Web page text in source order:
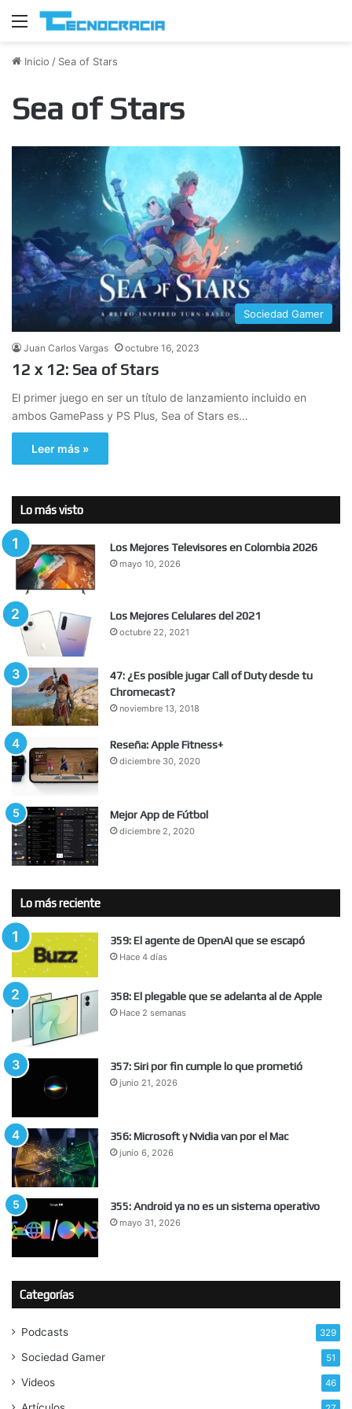
Menú
Inicio / Sea of Stars
Sea of Stars
Sociedad Gamer
Juan Carlos Vargas octubre 16, 2023
12 x 12: Sea of Stars
El primer juego en ser un título de lanzamiento incluido en
ambos GamePass y PS Plus, Sea of Stars es…
Leer más »
Lo más visto
Los Mejores Televisores en Colombia 2026
mayo 10, 2026
Los Mejores Celulares del 2021
octubre 22, 2021
47: ¿Es posible jugar Call of Duty desde tu
Chromecast?
noviembre 13, 2018
Reseña: Apple Fitness+
diciembre 30, 2020
Mejor App de Fútbol
diciembre 2, 2020
Lo más reciente
359: El agente de OpenAI que se escapó
Hace 4 días
358: El plegable que se adelanta al de Apple
Hace 2 semanas
357: Siri por fin cumple lo que prometió
junio 21, 2026
356: Microsoft y Nvidia van por el Mac
junio 6, 2026
355: Android ya no es un sistema operativo
mayo 31, 2026
Categorías
Podcasts 329
Sociedad Gamer 51
Videos 46